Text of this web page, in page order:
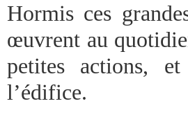
Hormis ces
œuvrent au
petites actions,
l’édifice.